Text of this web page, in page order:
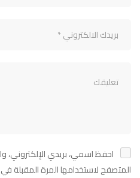
احفظ اسمي، بريدي الإلكتروني،
المتصفح لاستخدامها المرة المقبلة